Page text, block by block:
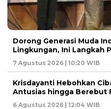
Dorong Generasi Muda
Lingkungan, Ini Langkah
7 Agustus 2026 | 10:20 WIB
Krisdayanti Hebohkan
Antusias hingga Berebut
6 Agustus 2026 | 12:04 WIB